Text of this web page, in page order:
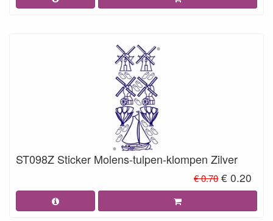
ST098Z Sticker Molens-tulpen-klompen Zilver
€ 0.70 € 0.20